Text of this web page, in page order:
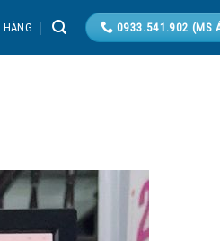
0933.541.902 (MS